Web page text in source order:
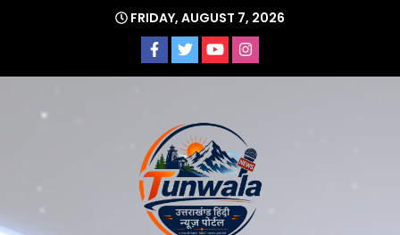
FRIDAY, AUGUST 7, 2026